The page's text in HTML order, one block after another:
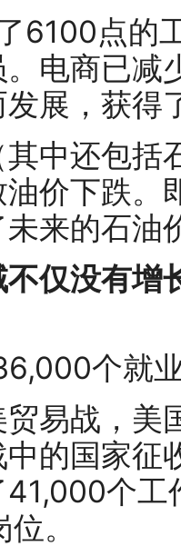
6100点的
电商已减
展，获得
中还包括
价下跌。
来的石油
仅没有增
个就
易战，
的国家征
个
。